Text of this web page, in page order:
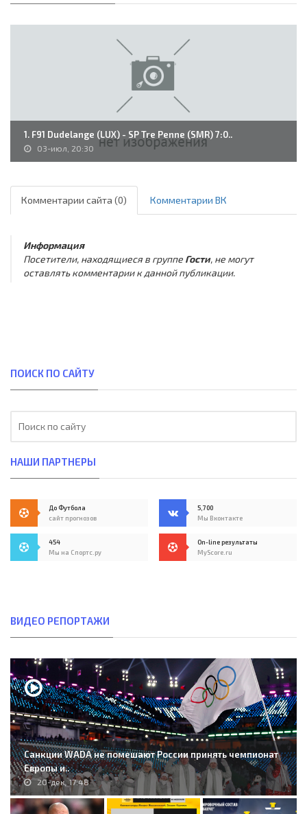
1. F91 Dudelange (LUX) - SP Tre Penne (SMR) 7:0..
03-июл, 20:30
Комментарии сайта (0) Комментарии ВК
Информация
Посетители, находящиеся в группе Гости, не могут
оставлять комментарии к данной публикации.
ПОИСК ПО САЙТУ
НАШИ ПАРТНЕРЫ
До Футбола
сайт прогнозов
5,700
Мы Вконтакте
454
Мы на Спортс.ру
On-line результаты
MyScore.ru
ВИДЕО РЕПОРТАЖИ
Санкции WADA не помешают России принять чемпионат
Европы и..
20-дек, 17:48